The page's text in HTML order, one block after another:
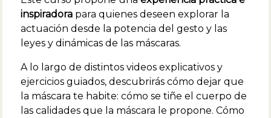
inspiradora para quienes deseen explorar la
actuación desde la potencia del gesto y las
leyes y dinámicas de las máscaras.
A lo largo de distintos videos explicativos y
ejercicios guiados, descubrirás cómo dejar que
la máscara te habite: cómo se tiñe el cuerpo de
las calidades que la máscara le propone. Cómo